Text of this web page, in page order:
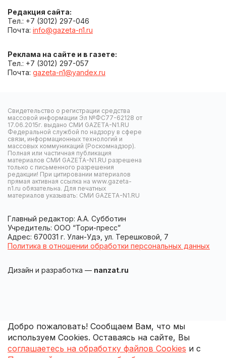
Редакция сайта:
Тел.: +7 (3012) 297-046
Почта: info@gazeta-n1.ru
Реклама на сайте и в газете:
Тел.: +7 (3012) 297-057
Почта: gazeta-n1@yandex.ru
Свидетельство о регистрации средства
массовой информации Эл №ФС77-62128 от
17.06.2015г. выдано СМИ GAZETA-N1.RU
Федеральной службой по надзору в сфере
связи, информационных технологий и
массовых коммуникаций (Роскомнадзор).
Полная или частичная публикация
материалов СМИ GAZETA-N1.RU разрешена
только с письменного разрешения
редакции! При цитировании материалов
прямая активная ссылка на www.gazeta-
n1.ru обязательна. Для печатных
материалов указывать: СМИ GAZETA-N1.RU
Главный редактор: А.А. Субботин
Учредитель: ООО “Тори-пресс”
Адрес: 670031 г. Улан-Удэ, ул. Терешковой, 7
Политика в отношении обработки персональных данных
Дизайн и разработка — nanzat.ru
Добро пожаловать! Сообщаем Вам, что мы
используем Cookies. Оставаясь на сайте, Вы
соглашаетесь на обработку файлов Cookies и с